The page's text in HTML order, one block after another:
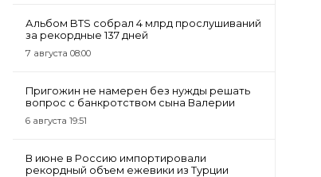
Альбом BTS собрал 4 млрд прослушиваний
за рекордные 137 дней
7 августа 08:00
Пригожин не намерен без нужды решать
вопрос с банкротством сына Валерии
6 августа 19:51
В июне в Россию импортировали
рекордный объем ежевики из Турции